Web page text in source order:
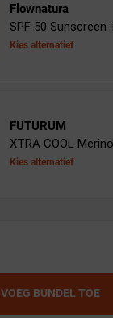
Flownatura
SPF 50 Sunscreen
Kies alternatief
FUTURUM
XTRA COOL
Kies alternatief
VOEG BUNDEL TOE